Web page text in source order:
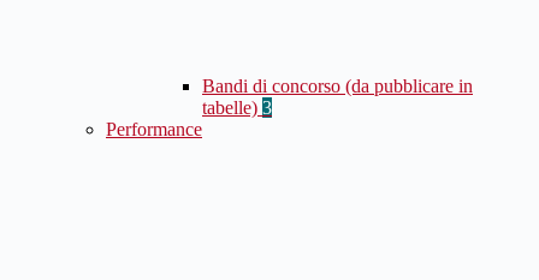
Bandi di concorso (da pubblicare in
tabelle) 3
Performance